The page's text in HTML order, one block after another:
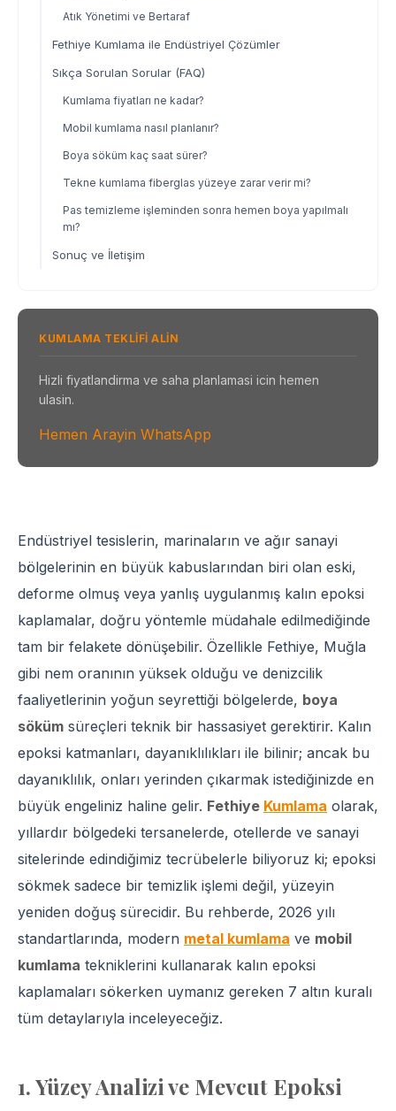
Endüstriyel tesislerin, marinaların ve ağır sanayi
bölgelerinin en büyük kabuslarından biri olan eski,
deforme olmuş veya yanlış uygulanmış kalın epoksi
kaplamalar, doğru yöntemle müdahale edilmediğinde
tam bir felakete dönüşebilir. Özellikle Fethiye, Muğla
gibi nem oranının yüksek olduğu ve denizcilik
faaliyetlerinin yoğun seyrettiği bölgelerde, boya
söküm süreçleri teknik bir hassasiyet gerektirir. Kalın
epoksi katmanları, dayanıklılıkları ile bilinir; ancak bu
dayanıklılık, onları yerinden çıkarmak istediğinizde en
büyük engeliniz haline gelir. Fethiye Kumlama olarak,
yıllardır bölgedeki tersanelerde, otellerde ve sanayi
sitelerinde edindiğimiz tecrübelerle biliyoruz ki; epoksi
sökmek sadece bir temizlik işlemi değil, yüzeyin
yeniden doğuş sürecidir. Bu rehberde, 2026 yılı
standartlarında, modern metal kumlama ve mobil
kumlama tekniklerini kullanarak kalın epoksi
kaplamaları sökerken uymanız gereken 7 altın kuralı
tüm detaylarıyla inceleyeceğiz.
1. Yüzey Analizi ve Mevcut Epoksi
Atık Yönetimi ve Bertaraf
Fethiye Kumlama ile Endüstriyel Çözümler
Sıkça Sorulan Sorular (FAQ)
Kumlama fiyatları ne kadar?
Mobil kumlama nasıl planlanır?
Boya söküm kaç saat sürer?
Tekne kumlama fiberglas yüzeye zarar verir mi?
Pas temizleme işleminden sonra hemen boya yapılmalı
mı?
Sonuç ve İletişim
KUMLAMA TEKLIFI ALIN
Hizli fiyatlandirma ve saha planlamasi icin hemen
ulasin.
Hemen Arayin WhatsApp